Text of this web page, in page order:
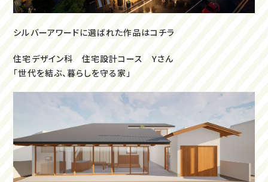
シルバーアワードに選ばれた作品はコチラ
住宅デザイン科 住宅設計コース Yさん
「世代を結ぶ、暮らしを守る家」